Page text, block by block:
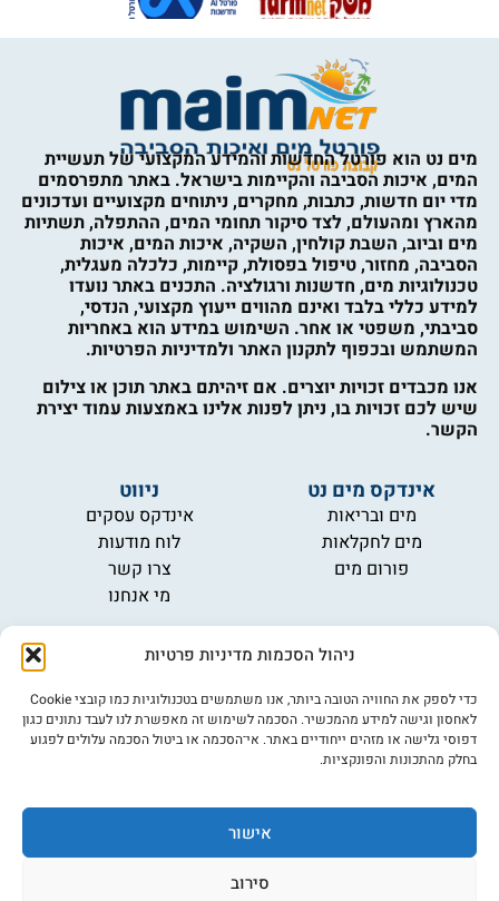
ניהול הסכמות מדיניות פרטיות
כדי לספק את החוויה הטובה ביותר, אנו משתמשים בטכנולוגיות כמו קובצי Cookie
לאחסון וגישה למידע מהמכשיר. הסכמה לשימוש זה מאפשרת לנו לעבד נתונים כגון
דפוסי גלישה או מזהים ייחודיים באתר. אי־הסכמה או ביטול הסכמה עלולים לפגוע
בחלק מהתכונות והפונקציות.
אישור
סירוב
מים נט הוא פורטל החדשות והמידע המקצועי של תעשיית
המים, איכות הסביבה והקיימות בישראל. באתר מתפרסמים
מדי יום חדשות, כתבות, מחקרים, ניתוחים מקצועיים ועדכונים
מהארץ ומהעולם, לצד סיקור תחומי המים, ההתפלה, תשתיות
מים וביוב, השבת קולחין, השקיה, איכות המים, איכות
הסביבה, מחזור, טיפול בפסולת, קיימות, כלכלה מעגלית,
טכנולוגיות מים, חדשנות ורגולציה. התכנים באתר נועדו
למידע כללי בלבד ואינם מהווים ייעוץ מקצועי, הנדסי,
סביבתי, משפטי או אחר. השימוש במידע הוא באחריות
המשתמש ובכפוף לתקנון האתר ולמדיניות הפרטיות.
אנו מכבדים זכויות יוצרים. אם זיהיתם באתר תוכן או צילום
שיש לכם זכויות בו, ניתן לפנות אלינו באמצעות עמוד יצירת
הקשר.
אינדקס מים נט
מים ובריאות
מים לחקלאות
פורום מים
ניווט
אינדקס עסקים
לוח מודעות
צרו קשר
מי אנחנו
מידע
תקנון
הרשמה לניוזלטר
פרסמו אצלנו
הצהרת נגישות
©כל הזכויות שמורות למים נט (נוסד בשנת 2007) אתר: דיביין